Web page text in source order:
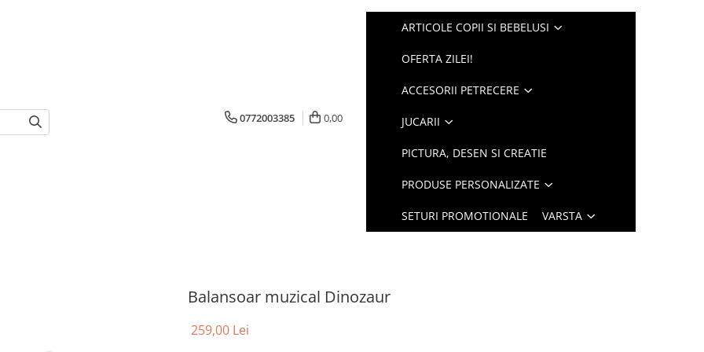
0772003385 0,00
ARTICOLE COPII SI BEBELUSI
OFERTA ZILEI!
ACCESORII PETRECERE
JUCARII
PICTURA, DESEN SI CREATIE
PRODUSE PERSONALIZATE
SETURI PROMOTIONALE VARSTA
Balansoar muzical Dinozaur
259,00 Lei